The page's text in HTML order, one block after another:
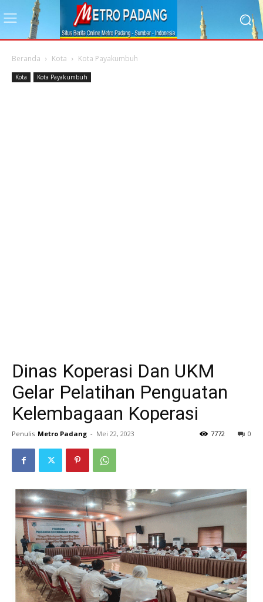
Beranda Kota Kota Payakumbuh
Kota Kota Payakumbuh
Dinas Koperasi Dan UKM
Gelar Pelatihan Penguatan
Kelembagaan Koperasi
Penulis Metro Padang - Mei 22, 2023 0
7772